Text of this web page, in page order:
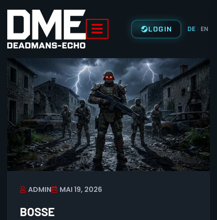
LOGIN DE | EN
ADMIN MAI 19, 2026
BOSSE